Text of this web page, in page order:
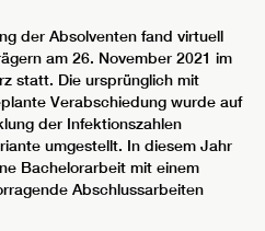
der Absolventen fand virtuell
am 26. November 2021 im
statt. Die ursprünglich mit
Verabschiedung wurde auf
der Infektionszahlen
umgestellt. In diesem Jahr
Bachelorarbeit mit einem
Abschlussarbeiten